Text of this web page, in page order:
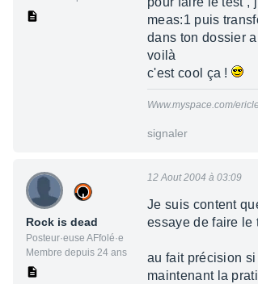
meas:1 puis
dans ton dossier
voilà
c'est cool ça !
Www.myspace.com/
signaler
Rock is dead
Posteur·euse AFfolé·e
Membre depuis 24 ans
12 Aout 2004 à 03:09
Je suis content
essaye de faire le
au fait précision
maintenant la